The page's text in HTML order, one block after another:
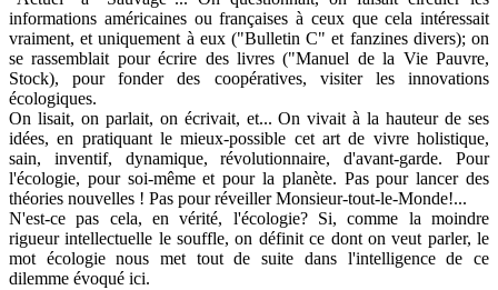
informations américaines ou françaises à ceux que cela intéressait
vraiment, et uniquement à eux ("Bulletin C" et fanzines divers); on
se rassemblait pour écrire des livres ("Manuel de la Vie Pauvre,
Stock), pour fonder des coopératives, visiter les innovations
écologiques.
On lisait, on parlait, on écrivait, et... On vivait à la hauteur de ses
idées, en pratiquant le mieux-possible cet art de vivre holistique,
sain, inventif, dynamique, révolutionnaire, d'avant-garde. Pour
l'écologie, pour soi-même et pour la planète. Pas pour lancer des
théories nouvelles ! Pas pour réveiller Monsieur-tout-le-Monde!...
N'est-ce pas cela, en vérité, l'écologie? Si, comme la moindre
rigueur intellectuelle le souffle, on définit ce dont on veut parler, le
mot écologie nous met tout de suite dans l'intelligence de ce
dilemme évoqué ici.